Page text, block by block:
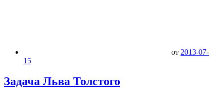
от 2013-07-
15
Задача Льва Толстого